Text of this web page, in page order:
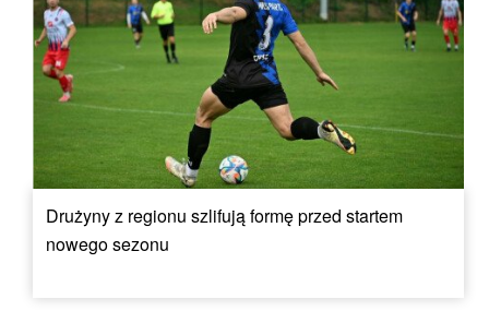
Drużyny z regionu szlifują formę przed startem
nowego sezonu